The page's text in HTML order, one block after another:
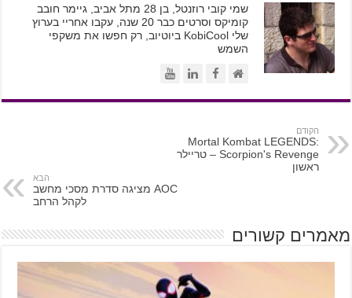
שמי קובי רוזנטל, בן 28 מתל אביב, גיימר חובב
קומיקס וסרטים כבר 20 שנה, עקבו אחריי בערוץ
שלי KobiCool ביוטיוב, רק חפשו את משקפי
השמש
הקודם
Mortal Kombat LEGENDS:
Scorpion's Revenge – טריילר
ראשון
הבא
AOC מציגה סדרת מסכי מחשב
לקהל הרחב
מאמרים קשורים